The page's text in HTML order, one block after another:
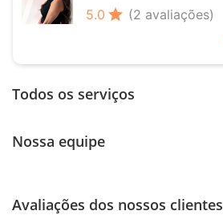
5.0 star (2 avaliações)
Todos os serviços
Nossa equipe
Avaliações dos nossos clientes